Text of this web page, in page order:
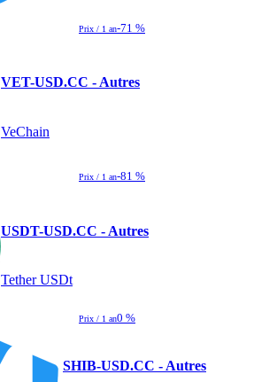
Prix / 1 an-71 %
VET-USD.CC - Autres
VeChain
Prix / 1 an-81 %
USDT-USD.CC - Autres
Tether USDt
Prix / 1 an0 %
SHIB-USD.CC - Autres